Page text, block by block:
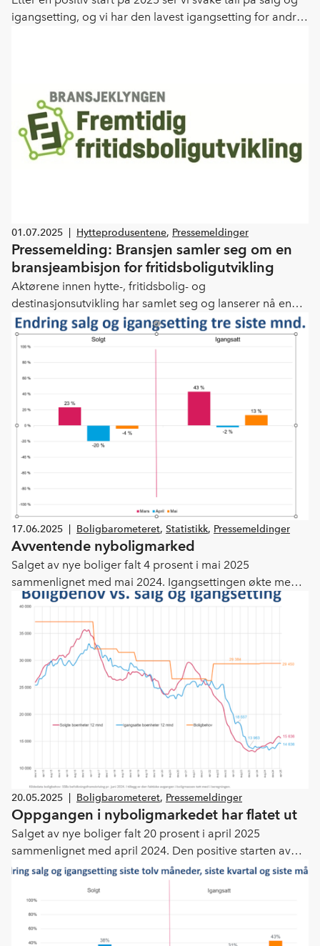
igangsetting, og vi har den lavest igangsetting for andre
langvarig oppgang for å dekke boligbehovet, påpeker
Hiim.
01.07.2025 Hytteprodusentene, Pressemeldinger
Pressemelding: Bransjen samler seg om en
bransjeambisjon for fritidsboligutvikling
Aktørene innen hytte-, fritidsbolig- og
destinasjonsutvikling har samlet seg og lanserer nå en
felles ambisjon for at fremtidig utbygging i større grad
skal skje på naturens premisser.
17.06.2025 Boligbarometeret, Statistikk, Pressemeldinger
Avventende nyboligmarked
Salget av nye boliger falt 4 prosent i mai 2025
sammenlignet med mai 2024. Igangsettingen økte med
13 prosent, men igangsettingen i fjor var svært lav. Etter
nyboligmarkedet stoppet opp, sier Lars Jacob Hiim,
administrerende direktør i Boligprodusentenes Forening.
20.05.2025 Boligbarometeret, Pressemeldinger
Oppgangen i nyboligmarkedet har flatet ut
Salget av nye boliger falt 20 prosent i april 2025
sammenlignet med april 2024. Den positive starten av
2025 har stoppet opp, sier administrerende direktør i
Boligprodusentene Lars Jacob Hiim. Avlyst
rentenedgang, handelskrig, økte byggekostnader og
utflating av bruktboligprisene hadde umiddelbar effekt
på boligsalget i slutten av mars og begynnelsen av april,